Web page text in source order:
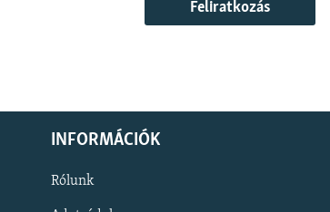
Feliratkozás
INFORMÁCIÓK
Rólunk